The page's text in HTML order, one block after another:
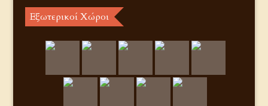
Εξωτερικοί Χώροι